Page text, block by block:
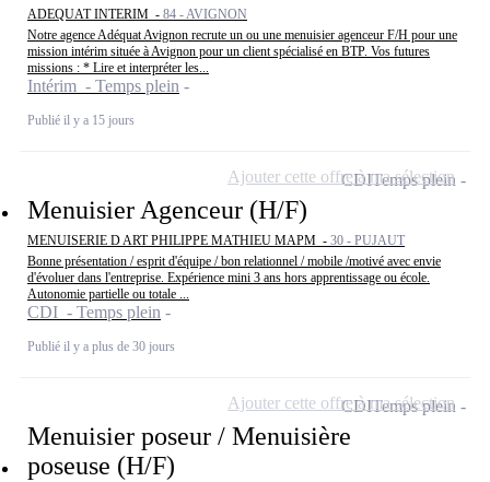
ADEQUAT INTERIM - 84 - AVIGNON
Notre agence Adéquat Avignon recrute un ou une menuisier agenceur F/H pour une
mission intérim située à Avignon pour un client spécialisé en BTP. Vos futures
missions : * Lire et interpréter les...
Intérim - Temps plein
Publié il y a 15 jours
Menuisier Agenceur (H/F)
MENUISERIE D ART PHILIPPE MATHIEU MAPM - 30 - PUJAUT
Bonne présentation / esprit d'équipe / bon relationnel / mobile /motivé avec envie
d'évoluer dans l'entreprise. Expérience mini 3 ans hors apprentissage ou école.
Autonomie partielle ou totale ...
CDI - Temps plein
Publié il y a plus de 30 jours
CDITemps plein
Ajouter cette offre à ma sélection
Menuisier poseur / Menuisière
poseuse (H/F)
CDITemps plein
Ajouter cette offre à ma sélection